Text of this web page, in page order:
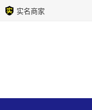
实名商家